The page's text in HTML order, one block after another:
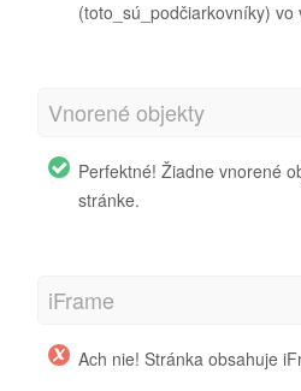
(toto_sú_podčiarkovníky) vo
Vnorené objekty
Perfektné! Žiadne vnorené
stránke.
iFrame
Ach nie! Stránka obsahuje